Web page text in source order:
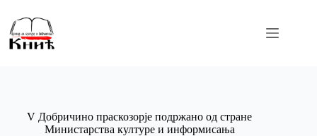
content
V Добричино праскозорје подржано од стране
Министарства културе и информисања